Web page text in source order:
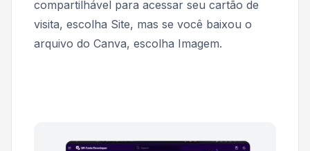
compartilhável para acessar seu cartão de
visita, escolha Site, mas se você baixou o
arquivo do Canva, escolha Imagem.